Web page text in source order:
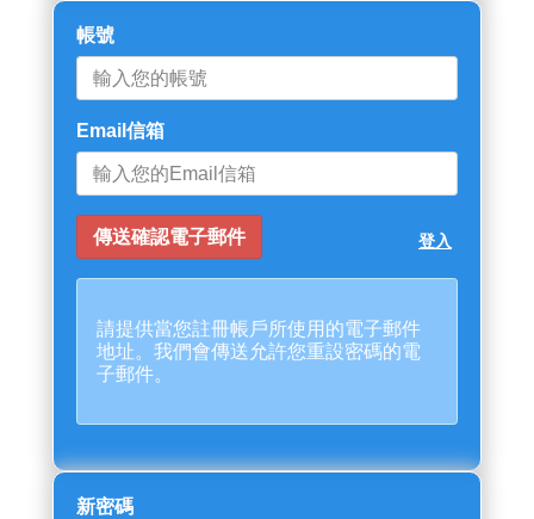
帳號
Email信箱
登入
請提供當您註冊帳戶所使用的電子郵件
地址。我們會傳送允許您重設密碼的電
子郵件。
新密碼